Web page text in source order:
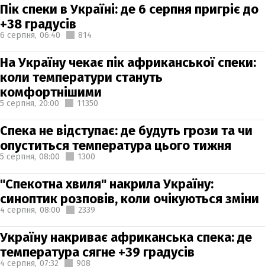
Пік спеки в Україні: де 6 серпня пригріє до
+38 градусів
6 серпня, 06:40 814
На Україну чекає пік африканської спеки:
коли температури стануть
комфортнішими
5 серпня, 20:00 11350
Спека не відступає: де будуть грози та чи
опуститься температура цього тижня
5 серпня, 08:00 1300
"Спекотна хвиля" накрила Україну:
синоптик розповів, коли очікуються зміни
4 серпня, 08:00 2339
Україну накриває африканська спека: де
температура сягне +39 градусів
4 серпня, 07:32 908